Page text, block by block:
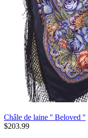
Châle de laine '' Beloved ''
$203.99